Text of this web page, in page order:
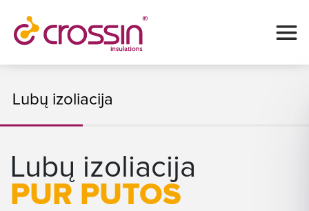
Lubų izoliacija
Lubų izoliacija
PUR PUTOS